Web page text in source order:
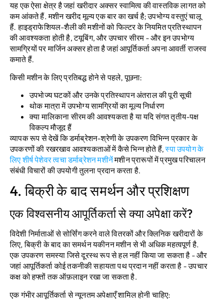
यह एक ऐसा क्षेत्र है जहां खरीदार अक्सर स्वामित्व की वास्तविक लागत को
कम आंकते हैं. मशीन खरीद मूल्य एक बार का खर्च है; उपभोग्य वस्तुएं चालू
हैं. हाइड्राफेशियल-शैली की मशीनों को फिल्टर के नियमित प्रतिस्थापन
की आवश्यकता होती है, टयूबिंग, और उपचार सीरम - और इन उपभोग्य
सामग्रियों पर मार्जिन अक्सर होता है जहां आपूर्तिकर्ता अपना आवर्ती राजस्व
कमाते हैं.
किसी मशीन के लिए प्रतिबद्ध होने से पहले, पूछना:
उपभोज्य घटकों और उनके प्रतिस्थापन अंतराल की पूरी सूची
थोक मात्रा में उपभोग्य सामग्रियों का मूल्य निर्धारण
क्या मालिकाना सीरम की आवश्यकता है या यदि संगत तृतीय-पक्ष
विकल्प मौजूद हैं
व्यापक रूप से देखें कि डर्माब्रेशन-श्रेणी के उपकरण विभिन्न प्रकार के
उपकरणों की रखरखाव आवश्यकताओं में कैसे भिन्न होते हैं,स्पा उपयोग के
लिए शीर्ष पेशेवर त्वचा डर्माब्रेशन मशीनेंमशीन प्रारूपों में प्रमुख परिचालन
संबंधी विचारों की उपयोगी तुलना प्रदान करता है.
4. बिक्री के बाद समर्थन और प्रशिक्षण
एक विश्वसनीय आपूर्तिकर्ता से क्या अपेक्षा करें?
विदेशी निर्माताओं से सोर्सिंग करने वाले वितरकों और क्लिनिक खरीदारों के
लिए, बिक्री के बाद का समर्थन यकीनन मशीन से भी अधिक महत्वपूर्ण है.
एक उपकरण समस्या जिसे दूरस्थ रूप से हल नहीं किया जा सकता है - और
जहां आपूर्तिकर्ता कोई तकनीकी सहायता पथ प्रदान नहीं करता है - उपचार
कक्ष को हफ्तों तक ऑफ़लाइन रखा जा सकता है.
एक गंभीर आपूर्तिकर्ता से न्यूनतम अपेक्षाएँ शामिल होनी चाहिए: